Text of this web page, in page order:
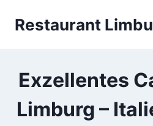
InhaltRestaurant
Exzellentes
Limburg –